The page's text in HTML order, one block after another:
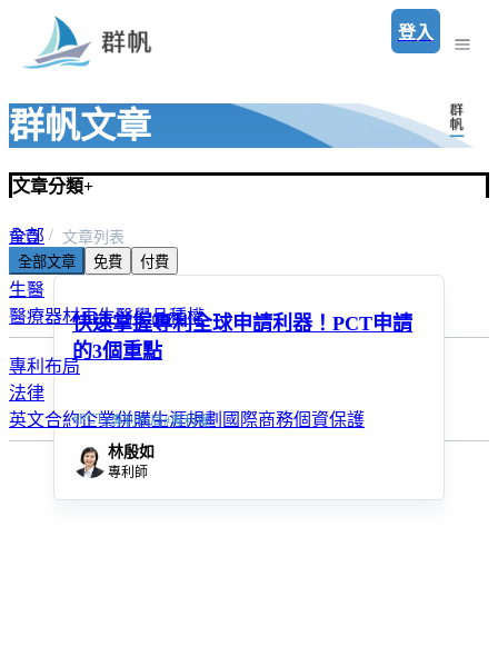
登入
群帆文章
文章分類+
全部
群帆最新消息
生醫
醫療器材再生醫學品種權
專利布局
法律
英文合約企業併購生涯規劃 國際商務個資保護
首頁
文章列表
全部文章
免費 付費
快速掌握專利全球申請利器！PCT申請
的3個重點
#PCT#專利布局#專利權
林殷如
專利師